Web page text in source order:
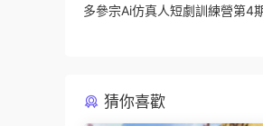
多參宗Ai仿真人短劇訓練營第4
猜你喜歡